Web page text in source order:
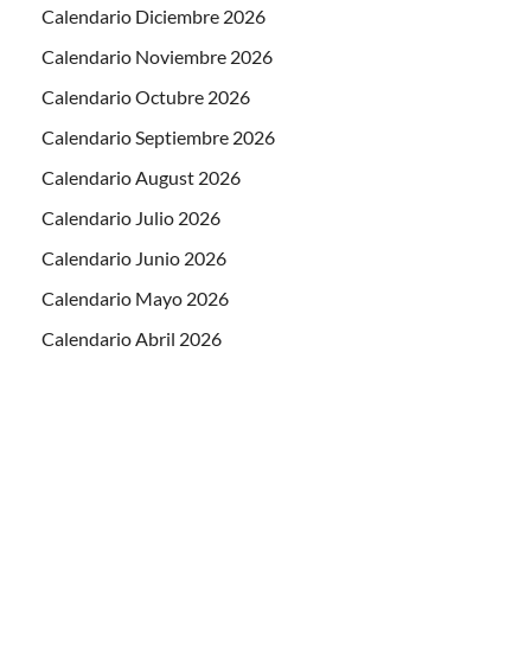
Calendario Diciembre 2026
Calendario Noviembre 2026
Calendario Octubre 2026
Calendario Septiembre 2026
Calendario August 2026
Calendario Julio 2026
Calendario Junio 2026
Calendario Mayo 2026
Calendario Abril 2026